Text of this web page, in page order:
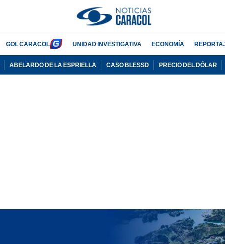
GOL CARACOL UNIDAD INVESTIGATIVA ECONOMÍA
ABELARDO DE LA ESPRIELLA CASO BLESSD PRECIO DEL DÓLAR